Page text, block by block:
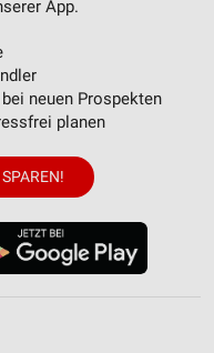
App.
neuen Prospekten
planen